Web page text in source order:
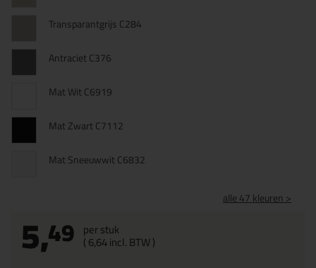
Transparantgrijs C284
Antraciet C376
Mat Wit C6919
Mat Zwart C7112
Mat Sneeuwwit C6832
alle 47 kleuren >
5,49 per stuk
(6,64incl. BTW )